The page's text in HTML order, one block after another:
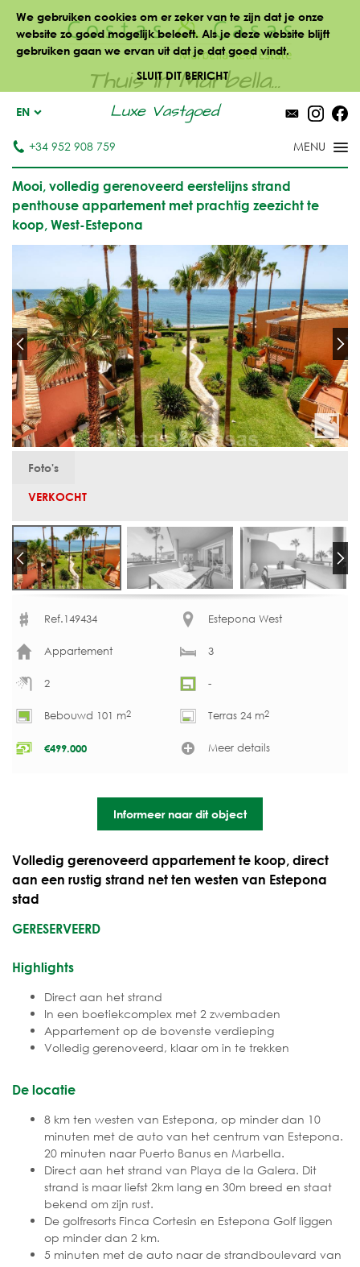
We gebruiken cookies om er zeker van te zijn dat je onze
website zo goed mogelijk beleeft. Als je deze website blijft
gebruiken gaan we ervan uit dat je dat goed vindt.
SLUIT DIT BERICHT
Thuis in Marbella...
Luxe Vastgoed
EN
+34 952 908 759
Mooi, volledig gerenoveerd eerstelijns strand
penthouse appartement met prachtig zeezicht te
koop, West-Estepona
Foto's
VERKOCHT
Ref.149434 Estepona West
Appartement 3
2 -
Bebouwd 101 m2 Terras 24 m2
€499.000 Meer details
Informeer naar dit object
Volledig gerenoveerd appartement te koop, direct
aan een rustig strand net ten westen van Estepona
stad
GERESERVEERD
Highlights
Direct aan het strand
In een boetiekcomplex met 2 zwembaden
Appartement op de bovenste verdieping
Volledig gerenoveerd, klaar om in te trekken
De locatie
8 km ten westen van Estepona, op minder dan 10
minuten met de auto van het centrum van Estepona.
20 minuten naar Puerto Banus en Marbella.
Direct aan het strand van Playa de la Galera. Dit
strand is maar liefst 2km lang en 30m breed en staat
bekend om zijn rust.
De golfresorts Finca Cortesin en Estepona Golf liggen
op minder dan 2 km.
5 minuten met de auto naar de strandboulevard van